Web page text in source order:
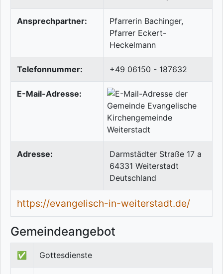
Ansprechpartner:
Pfarrerin Bachinger,
Pfarrer Eckert-
Heckelmann
Telefonnummer: +49 06150 - 187632
E-Mail-Adresse:
Adresse:
Darmstädter Straße 17 a
64331 Weiterstadt
Deutschland
https://evangelisch-in-weiterstadt.de/
Gemeindeangebot
✅ Gottesdienste